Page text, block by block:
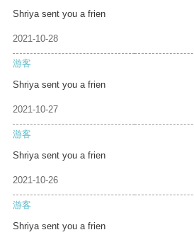
Shriya sent you a frien
2021-10-28
游客
Shriya sent you a frien
2021-10-27
游客
Shriya sent you a frien
2021-10-26
游客
Shriya sent you a frien